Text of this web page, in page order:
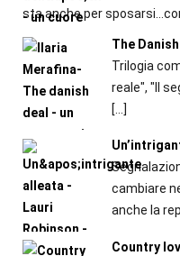
sta anche per
The
Trilogia
reale", "Il
[…]
cambiare
anche la
Country